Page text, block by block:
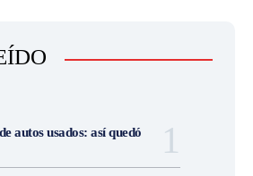
autos usados: así quedó